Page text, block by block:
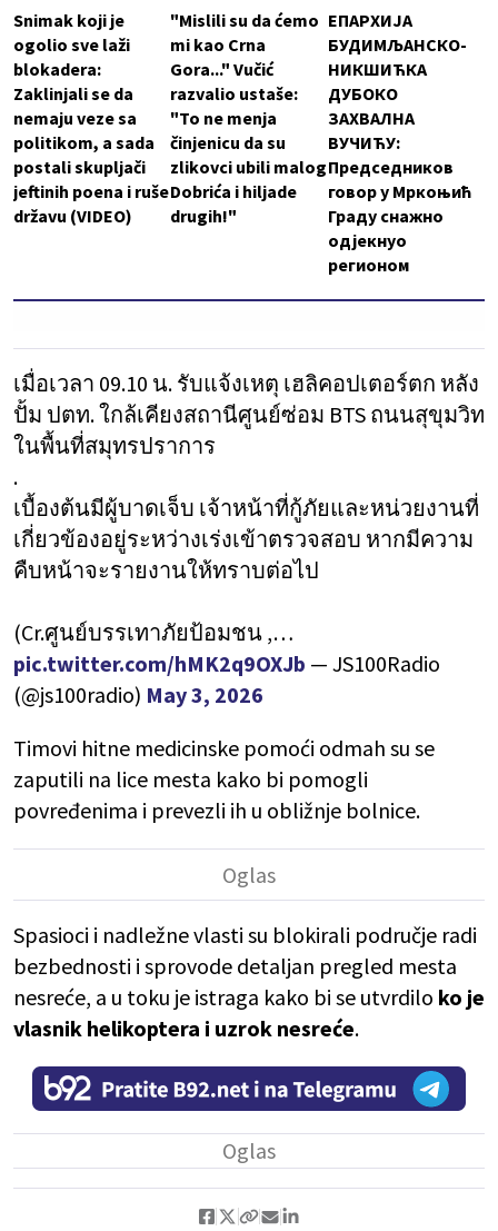
Snimak koji je
ogolio sve laži
blokadera:
Zaklinjali se da
nemaju veze sa
politikom, a sada
postali skupljači
jeftinih poena i ruše
državu (VIDEO)
"Mislili su da ćemo
mi kao Crna
Gora..." Vučić
razvalio ustaše:
"To ne menja
činjenicu da su
zlikovci ubili malog
Dobrića i hiljade
drugih!"
ЕПАРХИЈА
БУДИМЉАНСКО-
НИКШИЋКА
ДУБОКО
ЗАХВАЛНА
ВУЧИЋУ:
Председников
говор у Мркоњић
Граду снажно
одјекнуо
регионом
เมื่อเวลา 09.10 น. รับแจ้งเหตุ เฮลิคอปเตอร์ตก หลัง
ปั้ม ปตท. ใกล้เคียงสถานีศูนย์ซ่อม BTS ถนนสุขุมวิท
ในพื้นที่สมุทรปราการ
.
เบื้องต้นมีผู้บาดเจ็บ เจ้าหน้าที่กู้ภัยและหน่วยงานที่
เกี่ยวข้องอยู่ระหว่างเร่งเข้าตรวจสอบ หากมีความ
คืบหน้าจะรายงานให้ทราบต่อไป
(Cr.ศูนย์บรรเทาภัยป้อมชน ,…
pic.twitter.com/hMK2q9OXJb — JS100Radio
(@js100radio) May 3, 2026
Timovi hitne medicinske pomoći odmah su se
zaputili na lice mesta kako bi pomogli
povređenima i prevezli ih u obližnje bolnice.
Spasioci i nadležne vlasti su blokirali područje radi
bezbednosti i sprovode detaljan pregled mesta
nesreće, a u toku je istraga kako bi se utvrdilo ko je
vlasnik helikoptera i uzrok nesreće.